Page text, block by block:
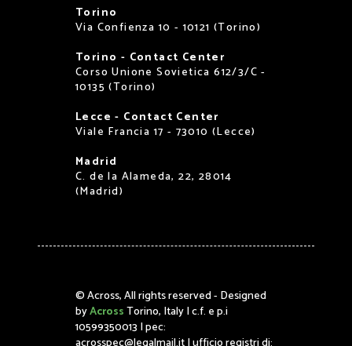
Torino
Via Confienza 10 - 10121 (Torino)
Torino - Contact Center
Corso Unione Sovietica 612/3/C -
10135 (Torino)
Lecce - Contact Center
Viale Francia 17 - 73010 (Lecce)
Madrid
C. de la Alameda, 22, 28014
(Madrid)
©Across, All rights reserved - Designed
byAcrossTorino, Italy | c.f. e p.i
10599350013 | pec: